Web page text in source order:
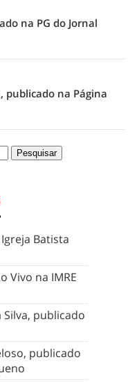
na PG do Jornal
publicado na Página
Batista
Vivo na IMRE
publicado
publicado